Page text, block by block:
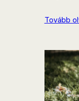
Tovább